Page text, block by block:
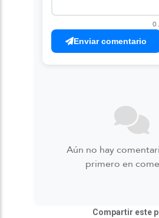
0
Enviar comentario
Aún no hay
primero en
Compartir este